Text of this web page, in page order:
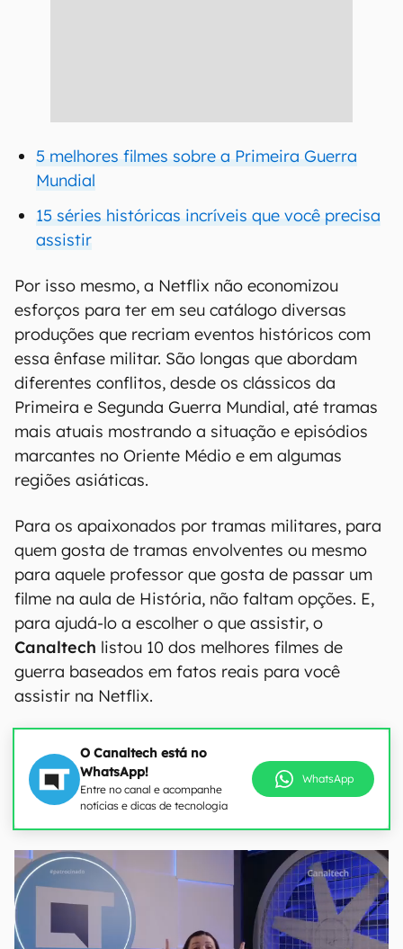
5 melhores filmes sobre a Primeira Guerra
Mundial
15 séries históricas incríveis que você precisa
assistir
Por isso mesmo, a Netflix não economizou
esforços para ter em seu catálogo diversas
produções que recriam eventos históricos com
essa ênfase militar. São longas que abordam
diferentes conflitos, desde os clássicos da
Primeira e Segunda Guerra Mundial, até tramas
mais atuais mostrando a situação e episódios
marcantes no Oriente Médio e em algumas
regiões asiáticas.
Para os apaixonados por tramas militares, para
quem gosta de tramas envolventes ou mesmo
para aquele professor que gosta de passar um
filme na aula de História, não faltam opções. E,
para ajudá-lo a escolher o que assistir, o
Canaltech listou 10 dos melhores filmes de
guerra baseados em fatos reais para você
assistir na Netflix.
O Canaltech está no
WhatsApp!
Entre no canal e acompanhe
notícias e dicas de tecnologia
WhatsApp